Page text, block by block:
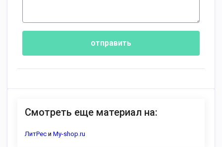
отправить
Смотреть еще материал на:
ЛитРес и My-shop.ru